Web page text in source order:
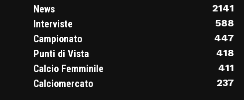
News
2141
Interviste
588
Campionato
447
Punti di Vista
418
Calcio Femminile
411
Calciomercato
237